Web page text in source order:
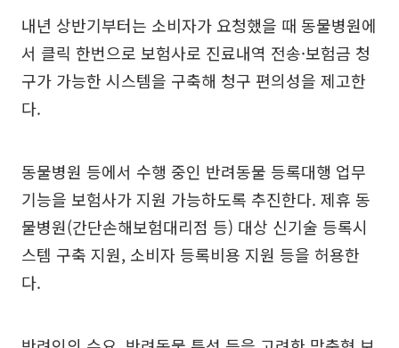
내년 상반기부터는 소비자가 요청했을 때 동물병원에
서 클릭 한번으로 보험사로 진료내역 전송·보험금 청
구가 가능한 시스템을 구축해 청구 편의성을 제고한
다.
동물병원 등에서 수행 중인 반려동물 등록대행 업무
기능을 보험사가 지원 가능하도록 추진한다. 제휴 동
물병원(간단손해보험대리점 등) 대상 신기술 등록시
스템 구축 지원, 소비자 등록비용 지원 등을 허용한
다.